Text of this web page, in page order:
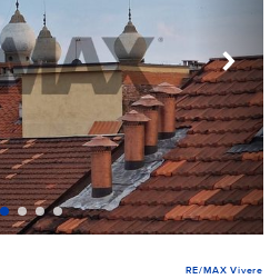
RE/MAX Vivere